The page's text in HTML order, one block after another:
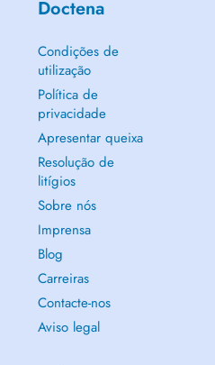
Doctena
Condições de
utilização
Política de
privacidade
Apresentar queixa
Resolução de
litígios
Sobre nós
Imprensa
Blog
Carreiras
Contacte-nos
Aviso legal